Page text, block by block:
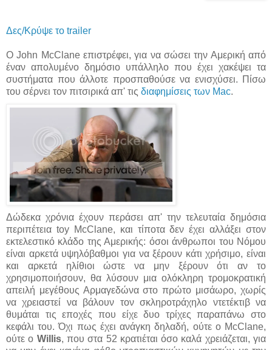
Δες/Κρύψε το trailer
Ο John McClane επιστρέφει, για να σώσει την Αμερική από
έναν απολυμένο δημόσιο υπάλληλο που έχει χακέψει τα
συστήματα που άλλοτε προσπαθούσε να ενισχύσει. Πίσω
του σέρνει τον πιτσιρικά απ' τις διαφημίσεις των Mac.
Δώδεκα χρόνια έχουν περάσει απ' την τελευταία δημόσια
περιπέτεια toy McClane, και τίποτα δεν έχει αλλάξει στον
εκτελεστικό κλάδο της Αμερικής: όσοι άνθρωποι του Νόμου
είναι αρκετά υψηλόβαθμοι για να ξέρουν κάτι χρήσιμο, είναι
και αρκετά ηλίθιοι ώστε να μην ξέρουν ότι αν το
χρησιμοποιήσουν, θα λύσουν μια ολόκληρη τρομοκρατική
απειλή μεγέθους Αρμαγεδώνα στο πρώτο μισάωρο, χωρίς
να χρειαστεί να βάλουν τον σκληροτράχηλο ντετέκτιβ να
θυμάται τις εποχές που είχε δυο τρίχες παραπάνω στο
κεφάλι του. Όχι πως έχει ανάγκη δηλαδή, ούτε ο McClane,
ούτε ο Willis, που στα 52 κρατιέται όσο καλά χρειάζεται, για